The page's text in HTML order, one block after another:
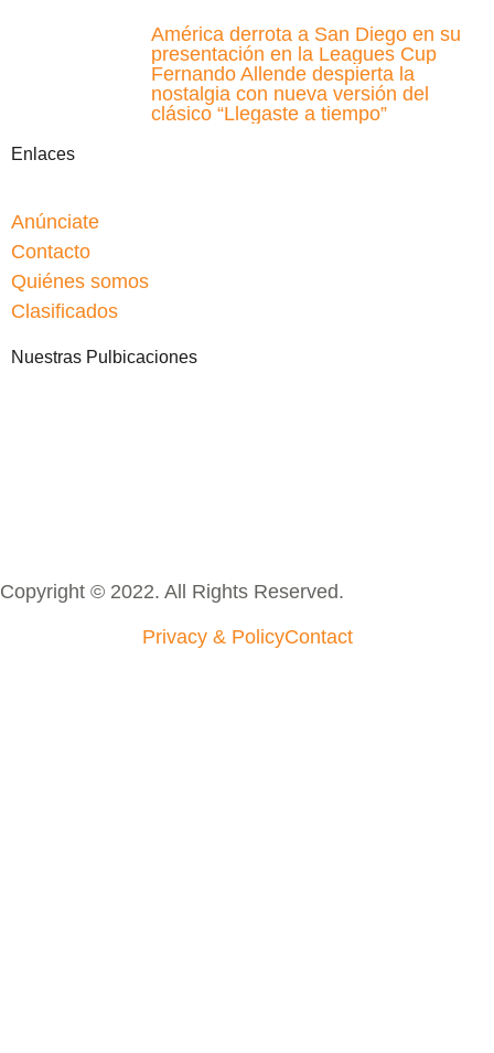
América derrota a San Diego en su
presentación en la Leagues Cup
Fernando Allende despierta la
nostalgia con nueva versión del
clásico “Llegaste a tiempo”
Enlaces
Anúnciate
Contacto
Quiénes somos
Clasificados
Nuestras Pulbicaciones
Copyright © 2022. All Rights Reserved.
Privacy & PolicyContact